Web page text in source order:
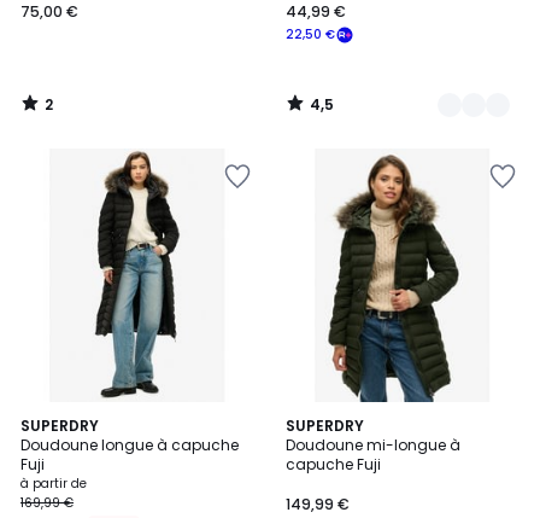
75,00 €
2
/
22,50 €
44,99 €
4,5
/
SUPERDRY
Doudoune longue à capuche
Fuji
à partir de
169,99 €
5
/
5
SUPERDRY
Doudoune mi-longue à
capuche Fuji
149,99 €
4,9
/ 5
3
Couleurs